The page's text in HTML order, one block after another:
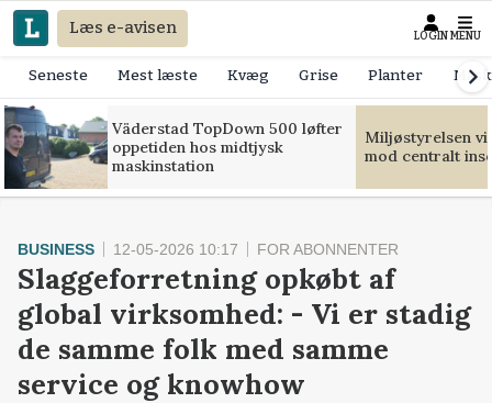
Læs e-avisen LOGIN MENU
Seneste Mest læste Kvæg Grise Planter
Väderstad TopDown 500 løfter
oppetiden hos midtjysk
maskinstation
Miljøstyrelsen
mod centralt
BUSINESS 12-05-2026 10:17 FOR ABONNENTER
Slaggeforretning opkøbt af
global virksomhed: - Vi er stadig
de samme folk med samme
service og knowhow